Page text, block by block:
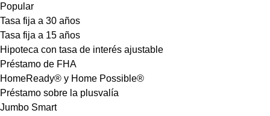
Popular
Tasa fija a 30 años
Tasa fija a 15 años
Hipoteca con tasa de interés ajustable
Préstamo de FHA
HomeReady® y Home Possible®
Préstamo sobre la plusvalía
Jumbo Smart